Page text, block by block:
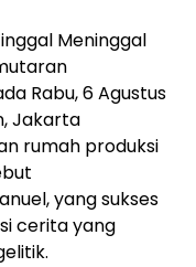
Meninggal
Rabu, 6 Agustus
Jakarta
rumah produksi
yang sukses
cerita yang